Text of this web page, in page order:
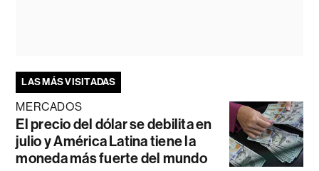
LAS MÁS VISITADAS
MERCADOS
El precio del dólar se debilita en
julio y América Latina tiene la
moneda más fuerte del mundo